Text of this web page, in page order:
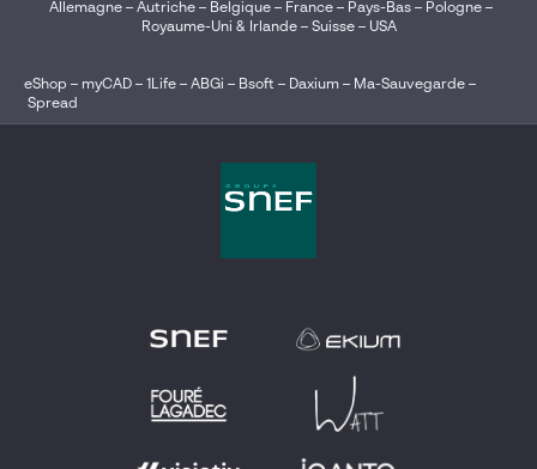
Allemagne– Autriche– Belgique – France– Pays-Bas– Pologne–
Royaume-Uni & Irlande– Suisse– USA
eShop – myCAD – 1Life – ABGi – Bsoft – Daxium – Ma-Sauvegarde –
Spread